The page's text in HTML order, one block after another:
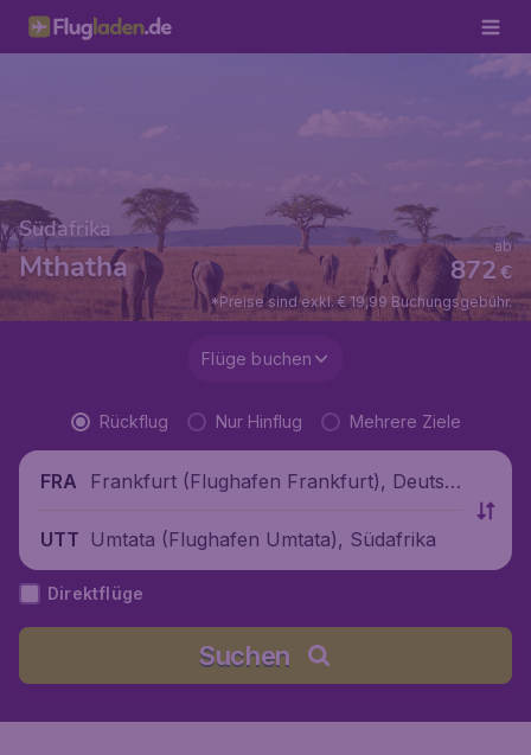
Südafrika
Mthatha €
872
ab
*Preise sind exkl. € 19,99 Buchungsgebühr.
Flüge buchen
Rückflug Nur Hinflug Mehrere Ziele
FRA
Frankfurt (Flughafen Frankfurt), Deutsc
UTT Umtata (Flughafen Umtata), Südafrika
Direktflüge
Suchen